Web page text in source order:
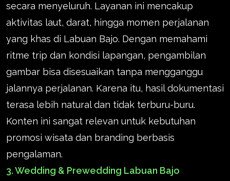
secara menyeluruh. Layanan ini mencakup
aktivitas laut, darat, hingga momen perjalanan
yang khas di Labuan Bajo. Dengan memahami
ritme trip dan kondisi lapangan, pengambilan
gambar bisa disesuaikan tanpa mengganggu
jalannya perjalanan. Karena itu, hasil dokumentasi
terasa lebih natural dan tidak terburu-buru.
Konten ini sangat relevan untuk kebutuhan
promosi wisata dan branding berbasis
pengalaman.
3. Wedding & Prewedding Labuan Bajo